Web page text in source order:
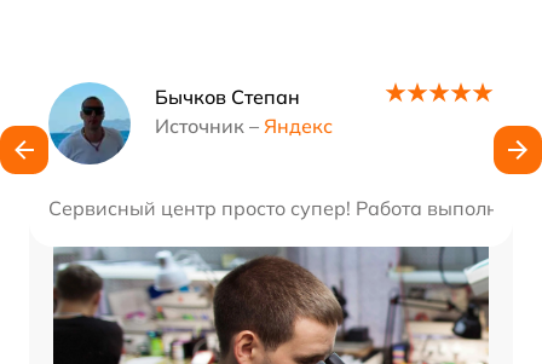
Бычков Степан
Источник – Яндекс
Сервисный центр просто супер! Работа
Наши мастера